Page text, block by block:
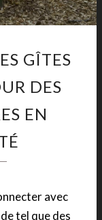
GÎTES
DES
EN
avec
tel que des